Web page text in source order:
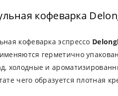
кофеварка
кофеварка эспрессо
герметично
холодные и
чего образуется плотная